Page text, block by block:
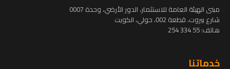
مبنى الهيئة العامة للاستثمار، الدور الأرضي، وحدة 0007
شارع بيروت، قطعة 002، حولي، الكويت
هاتف:55 334 254
خدماتنا